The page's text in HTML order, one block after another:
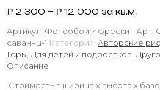
₽ 2 300 – ₽ 12 000 за кв.м.
Артикул: Фотообои и фрески - Арт.
саванны-1 Категорий: Авторские
Горы, Для детей и подростков,
Описание
Стоимость = ширина х высота х